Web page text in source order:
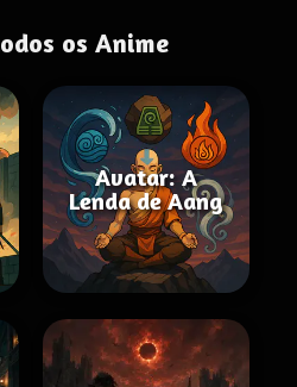
os Anime
Avatar: A
Lenda de Aang